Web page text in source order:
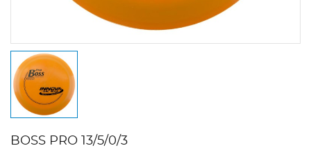
BOSS PRO 13/5/0/3